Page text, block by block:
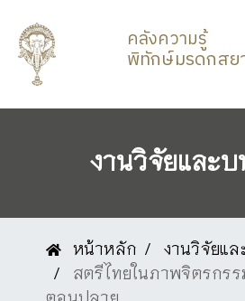
คลังความรู้
พิทักษ์มรดกสย
งานวิจัยและ
หน้าหลัก
งานวิจัยแ
สตรีไทยในภาพจิตรกรร
ตอนปลาย